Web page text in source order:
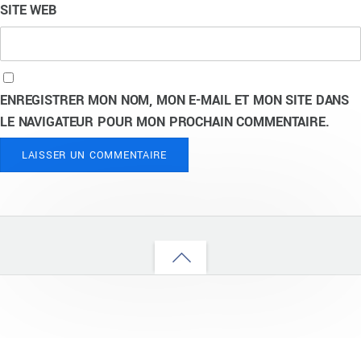
SITE WEB
ENREGISTRER MON NOM, MON E-MAIL ET MON SITE DANS
LE NAVIGATEUR POUR MON PROCHAIN COMMENTAIRE.
Back